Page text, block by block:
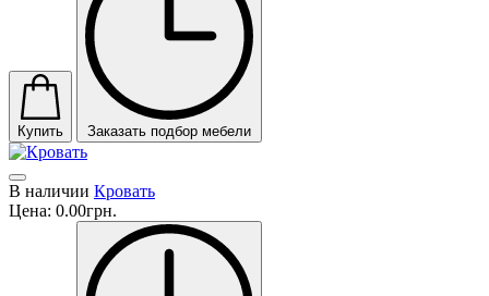
Купить Заказать подбор мебели
В наличии Кровать
Цена: 0.00грн.